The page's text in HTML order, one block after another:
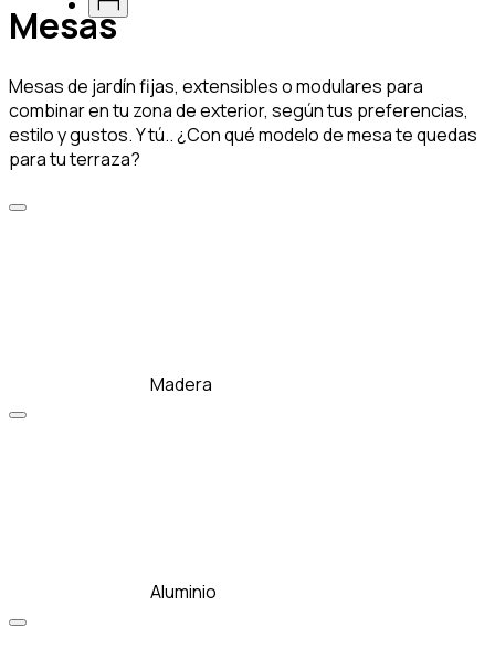
Mesas
Mesas de jardín fijas, extensibles o modulares para
combinar en tu zona de exterior, según tus preferencias,
estilo y gustos. Y tú.. ¿Con qué modelo de mesa te quedas
para tu terraza?
Madera
Aluminio